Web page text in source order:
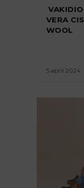
VERA
WOOL
5 april 2024